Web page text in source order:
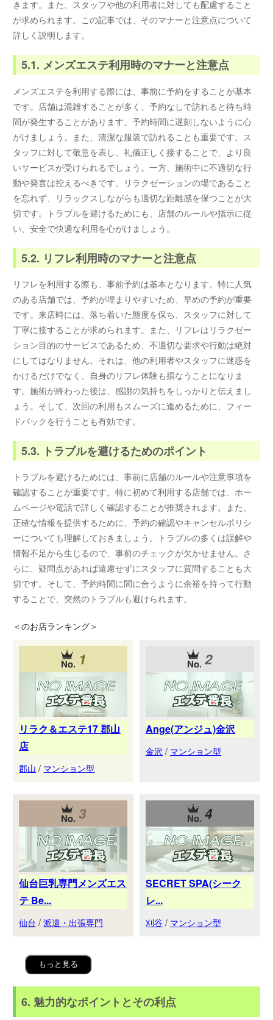
きます。また、スタッフや他の利用者に対しても配慮すること
が求められます。この記事では、そのマナーと注意点について
詳しく説明します。
5.1. メンズエステ利用時のマナーと注意点
メンズエステを利用する際には、事前に予約をすることが基本
です。店舗は混雑することが多く、予約なしで訪れると待ち時
間が発生することがあります。予約時間に遅刻しないように心
がけましょう。また、清潔な服装で訪れることも重要です。ス
タッフに対して敬意を表し、礼儀正しく接することで、より良
いサービスが受けられるでしょう。一方、施術中に不適切な行
動や発言は控えるべきです。リラクゼーションの場であること
を忘れず、リラックスしながらも適切な距離感を保つことが大
切です。トラブルを避けるためにも、店舗のルールや指示に従
い、安全で快適な利用を心がけましょう。
5.2. リフレ利用時のマナーと注意点
リフレを利用する際も、事前予約は基本となります。特に人気
のある店舗では、予約が埋まりやすいため、早めの予約が重要
です。来店時には、落ち着いた態度を保ち、スタッフに対して
丁寧に接することが求められます。また、リフレはリラクゼー
ション目的のサービスであるため、不適切な要求や行動は絶対
にしてはなりません。それは、他の利用者やスタッフに迷惑を
かけるだけでなく、自身のリフレ体験も損なうことになりま
す。施術が終わった後は、感謝の気持ちをしっかりと伝えまし
ょう。そして、次回の利用もスムーズに進めるために、フィー
ドバックを行うことも有効です。
5.3. トラブルを避けるためのポイント
トラブルを避けるためには、事前に店舗のルールや注意事項を
確認することが重要です。特に初めて利用する店舗では、ホー
ムページや電話で詳しく確認することが推奨されます。また、
正確な情報を提供するために、予約の確認やキャンセルポリシ
ーについても理解しておきましょう。トラブルの多くは誤解や
情報不足から生じるので、事前のチェックが欠かせません。さ
らに、疑問点があれば遠慮せずにスタッフに質問することも大
切です。そして、予約時間に間に合うように余裕を持って行動
することで、突然のトラブルも避けられます。
＜のお店ランキング＞
1
リラク＆エステ17 郡山
店
郡山 / マンション型
2
Ange(アンジュ)金沢
金沢 / マンション型
3
仙台巨乳専門メンズエス
テ Be...
仙台 /派遣・出張専門
4
SECRET SPA(シーク
レ...
刈谷 / マンション型
もっと見る
6. 魅力的なポイントとその利点